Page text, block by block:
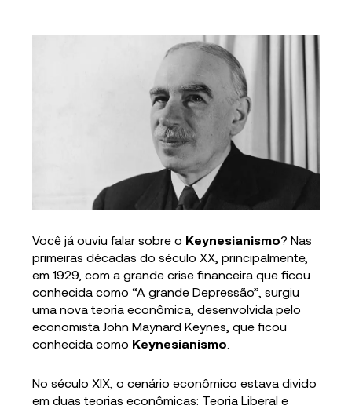
Você já ouviu falar sobre o Keynesianismo? Nas
primeiras décadas do século XX, principalmente,
em 1929, com a grande crise financeira que ficou
conhecida como “A grande Depressão”, surgiu
uma nova teoria econômica, desenvolvida pelo
economista John Maynard Keynes, que ficou
conhecida como Keynesianismo
No século XIX, o cenário econômico estava divido
em duas teorias econômicas: Teoria Liberal e